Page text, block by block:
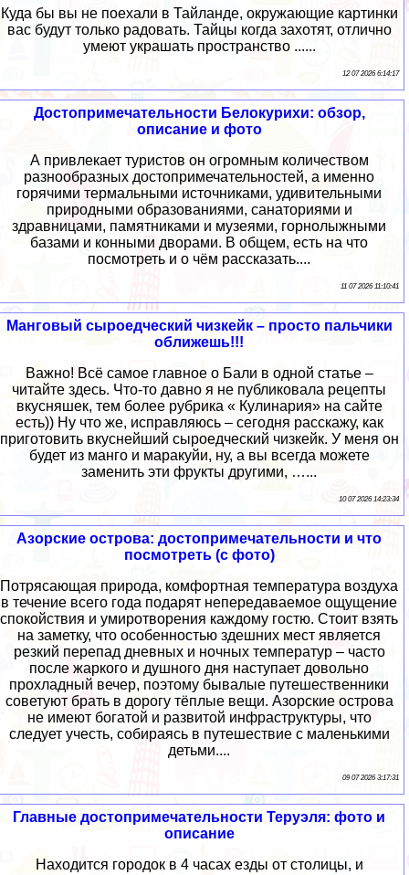
Куда бы вы не поехали в Тайланде, окружающие картинки
вас будут только радовать. Тайцы когда захотят, отлично
умеют украшать пространство ......
12 07 2026 6:14:17
Достопримечательности Белокурихи: обзор,
описание и фото
А привлекает туристов он огромным количеством
разнообразных достопримечательностей, а именно
горячими термальными источниками, удивительными
природными образованиями, санаториями и
здравницами, памятниками и музеями, горнолыжными
базами и конными дворами. В общем, есть на что
посмотреть и о чём рассказать....
11 07 2026 11:10:41
Манговый сыроедческий чизкейк – просто пальчики
оближешь!!!
Важно! Всё самое главное о Бали в одной статье –
читайте здесь. Что-то давно я не публиковала рецепты
вкусняшек, тем более рубрика « Кулинария» на сайте
есть)) Ну что же, исправляюсь – сегодня расскажу, как
приготовить вкуснейший сыроедческий чизкейк. У меня он
будет из манго и маракуйи, ну, а вы всегда можете
заменить эти фрукты другими, …...
10 07 2026 14:23:34
Азорские острова: достопримечательности и что
посмотреть (с фото)
Потрясающая природа, комфортная температура воздуха
в течение всего года подарят непередаваемое ощущение
спокойствия и умиротворения каждому гостю. Стоит взять
на заметку, что особенностью здешних мест является
резкий перепад дневных и ночных температур – часто
после жаркого и душного дня наступает довольно
прохладный вечер, поэтому бывалые путешественники
советуют брать в дорогу тёплые вещи. Азорские острова
не имеют богатой и развитой инфраструктуры, что
следует учесть, собираясь в путешествие с маленькими
детьми....
09 07 2026 3:17:31
Главные достопримечательности Теруэля: фото и
описание
Находится городок в 4 часах езды от столицы, и